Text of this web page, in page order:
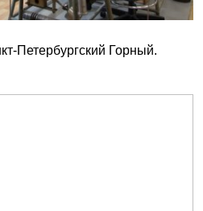
Петербургский Горный.